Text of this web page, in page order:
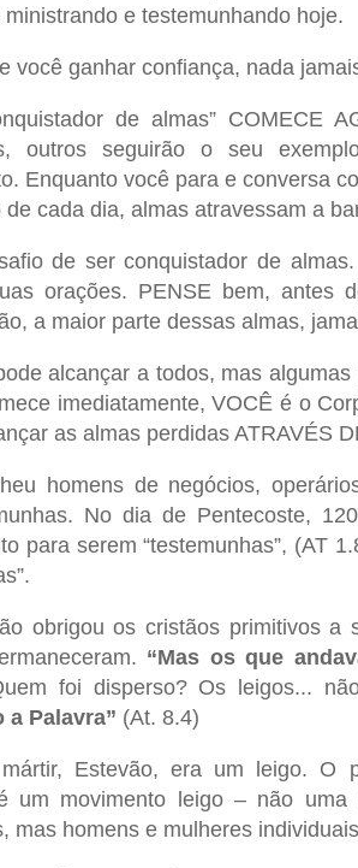
e testemunhando hoje.
você ganhar confiança, nada
de almas” COMECE
outros seguirão o seu
Enquanto você para e conversa
de cada dia, almas atravessam a
de ser conquistador de
orações. PENSE bem,
a maior parte dessas almas,
alcançar a todos, mas
imediatamente, VOCÊ é o
as almas perdidas ATRAVÉS
homens de negócios,
No dia de Pentecoste,
para serem “testemunhas”, (AT
obrigou os cristãos primitivos
“Mas os que
foi disperso? Os leigos...
a Palavra” (At. 8.4)
Estevão, era um leigo. O
um movimento leigo – não uma
mas homens e mulheres